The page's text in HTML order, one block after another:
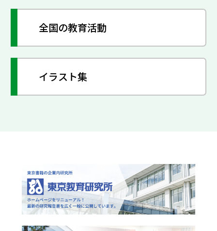
全国の教育活動
イラスト集